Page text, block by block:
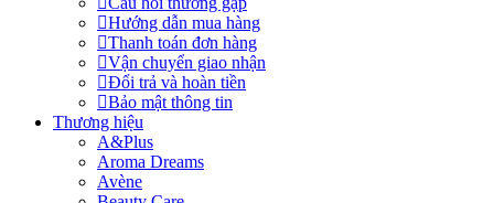
Hướng dẫn mua hàng
Thanh toán đơn hàng
Vận chuyển giao nhận
Đổi trả và hoàn tiền
Bảo mật thông tin
Thương hiệu
A&Plus
Aroma Dreams
Avène